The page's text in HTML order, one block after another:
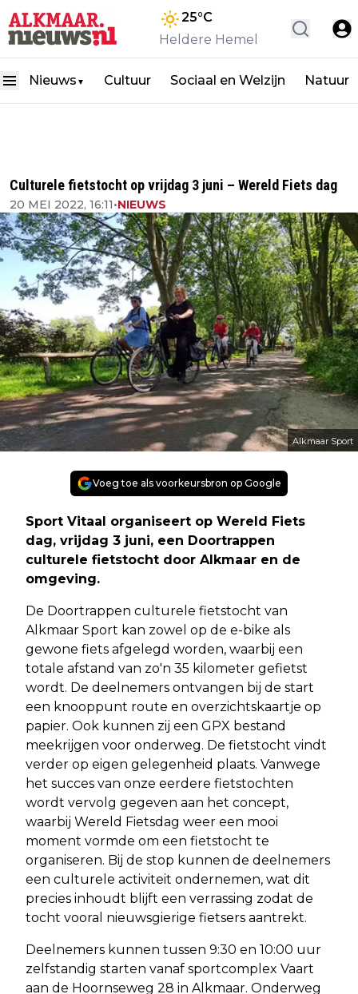
25°C
Heldere Hemel
Nieuws ▼ Cultuur Sociaal en Welzijn Natuur
Culturele fietstocht op vrijdag 3 juni – Wereld Fiets dag
20 MEI 2022, 16:11•NIEUWS
Alkmaar Sport
Voeg toe als voorkeursbron op Google
Sport Vitaal organiseert op Wereld Fiets
dag, vrijdag 3 juni, een Doortrappen
culturele fietstocht door Alkmaar en de
omgeving.
De Doortrappen culturele fietstocht van
Alkmaar Sport kan zowel op de e-bike als
gewone fiets afgelegd worden, waarbij een
totale afstand van zo'n 35 kilometer gefietst
wordt. De deelnemers ontvangen bij de start
een knooppunt route en overzichtskaartje op
papier. Ook kunnen zij een GPX bestand
meekrijgen voor onderweg. De fietstocht vindt
verder op eigen gelegenheid plaats. Vanwege
het succes van onze eerdere fietstochten
wordt vervolg gegeven aan het concept,
waarbij Wereld Fietsdag weer een mooi
moment vormde om een fietstocht te
organiseren. Bij de stop kunnen de deelnemers
een culturele activiteit ondernemen, wat dit
precies inhoudt blijft een verrassing zodat de
tocht vooral nieuwsgierige fietsers aantrekt.
Deelnemers kunnen tussen 9:30 en 10:00 uur
zelfstandig starten vanaf sportcomplex Vaart
aan de Hoornseweg 28 in Alkmaar. Onderweg